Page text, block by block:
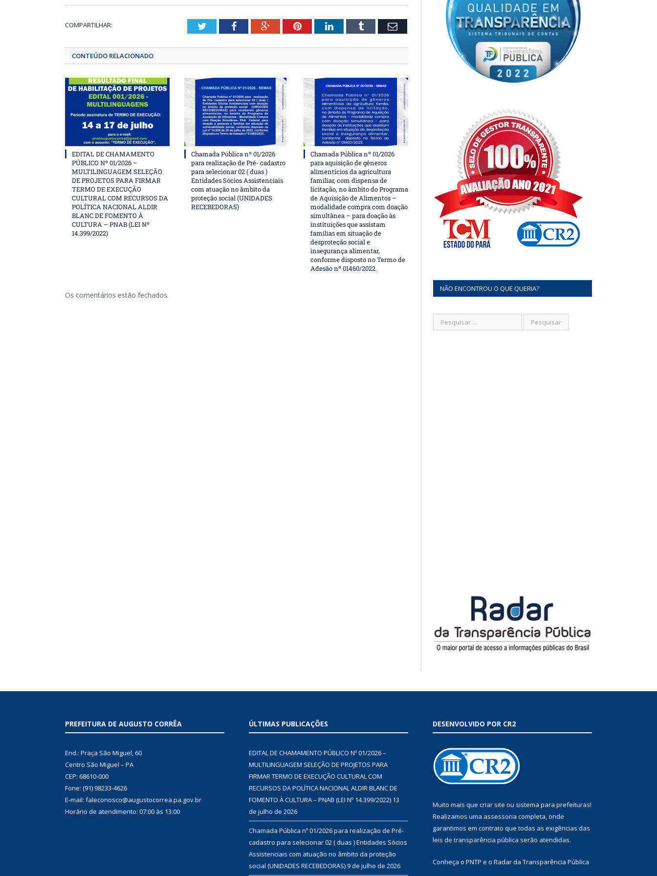
COMPARTILHAR: TwitterFacebookGoogle+Pinterest
LinkedInTumblrEmail
CONTEÚDO RELACIONADO
EDITAL DE CHAMAMENTO
PÚBLICO Nº 01/2026 –
MULTILINGUAGEM SELEÇÃO
DE PROJETOS PARA FIRMAR
TERMO DE EXECUÇÃO
CULTURAL COM RECURSOS DA
POLÍTICA NACIONAL ALDIR
BLANC DE FOMENTO À
CULTURA – PNAB (LEI Nº
14.399/2022)
Chamada Pública nº 01/2026
para realização de Pré- cadastro
para selecionar 02 ( duas )
Entidades Sócios Assistenciais
com atuação no âmbito da
proteção social (UNIDADES
RECEBEDORAS)
Chamada Pública nº 01/2026
para aquisição de gêneros
alimentícios da agricultura
familiar, com dispensa de
licitação, no âmbito do Programa
de Aquisição de Alimentos –
modalidade compra com doação
simultânea – para doação às
instituições que assistam
famílias em situação de
desproteção social e
insegurança alimentar,
conforme disposto no Termo de
Adesão nº 01460/2022.
Os comentários estão fechados.
NÃO ENCONTROU O QUE QUERIA?
PREFEITURA DE AUGUSTO CORRÊA
End.: Praça São Miguel, 60
Centro São Miguel – PA
CEP: 68610-000
Fone: (91) 98233-4626
E-mail: faleconosco@augustocorrea.pa.gov.br
Horário de atendimento: 07:00 às 13:00
ÚLTIMAS PUBLICAÇÕES
EDITAL DE CHAMAMENTO PÚBLICO Nº 01/2026 –
MULTILINGUAGEM SELEÇÃO DE PROJETOS PARA
FIRMAR TERMO DE EXECUÇÃO CULTURAL COM
RECURSOS DA POLÍTICA NACIONAL ALDIR BLANC DE
FOMENTO À CULTURA – PNAB (LEI Nº 14.399/2022) 13
de julho de 2026
Chamada Pública nº 01/2026 para realização de Pré-
cadastro para selecionar 02 ( duas ) Entidades Sócios
Assistenciais com atuação no âmbito da proteção
social (UNIDADES RECEBEDORAS)9 de julho de 2026
DESENVOLVIDO POR CR2
Muito mais que criar site ou sistema para prefeituras!
Realizamos uma assessoria completa, onde
garantimos em contrato que todas as exigências das
leis de transparência pública serão atendidas.
Conheça o PNTP e o Radar da Transparência Pública